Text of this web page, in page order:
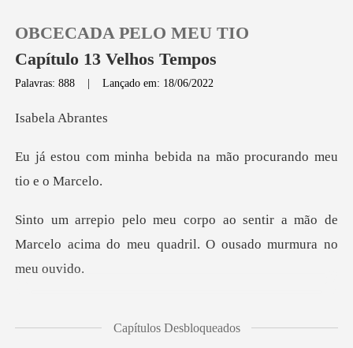
Loja
OBCECADA PELO MEU TIO
Capítulo 13 Velhos Tempos
Palavras: 888 |Lançado em: 18/06/2022
la Ab
bebida na mão procuran
ntir a mão de
Marcelo acima do meu qu
Capítulos Desbloqueados